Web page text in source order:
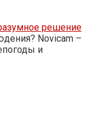
решение
Novicam –
и